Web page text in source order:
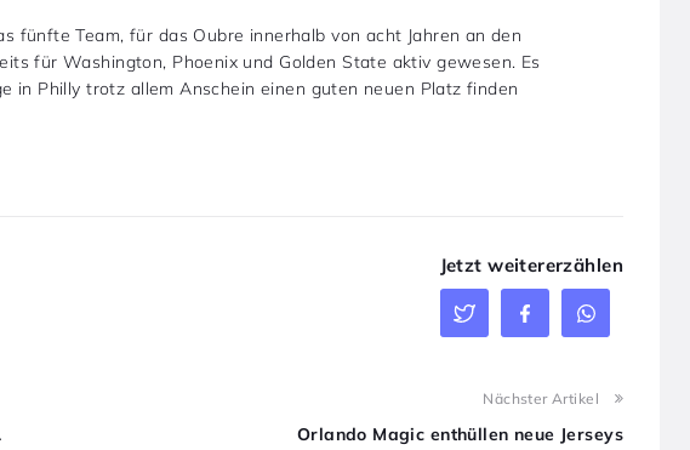
fünfte Team, für das Oubre innerhalb von acht Jahren an den
für Washington, Phoenix und Golden State aktiv gewesen. Es
in Philly trotz allem Anschein einen guten neuen Platz finden
Jetzt weitererzählen
Nächster Artikel
Orlando Magic enthüllen neue Jerseys